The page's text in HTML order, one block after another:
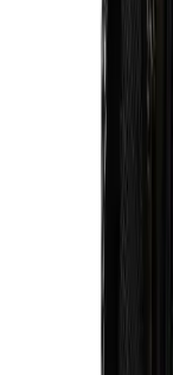
Flormar Grape Ruj,
modern ve şık
renk seçenekleriyle
Daha fazla bilgi edinin